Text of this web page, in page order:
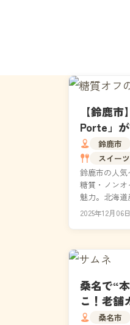
【鈴鹿
Porte」
ほど美味
は？
鈴鹿市
スイーツ
鈴鹿市の人気
糖質・ノン
魅力。北海
い食感を実現
2025年12月06日
桑名で“
こ！老舗
コーヒー
桑名市